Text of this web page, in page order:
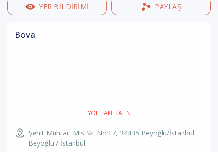
YER BILDIRIMI PAYLAŞ
Bova
YOL TARIFI ALIN
Şehit Muhtar, Mis Sk. No:17, 34435 Beyoğlu/İstanbul
Beyoğlu / İstanbul